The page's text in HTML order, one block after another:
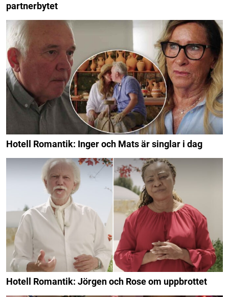
partnerbytet
Hotell Romantik: Inger och Mats är singlar i dag
Hotell Romantik: Jörgen och Rose om uppbrottet